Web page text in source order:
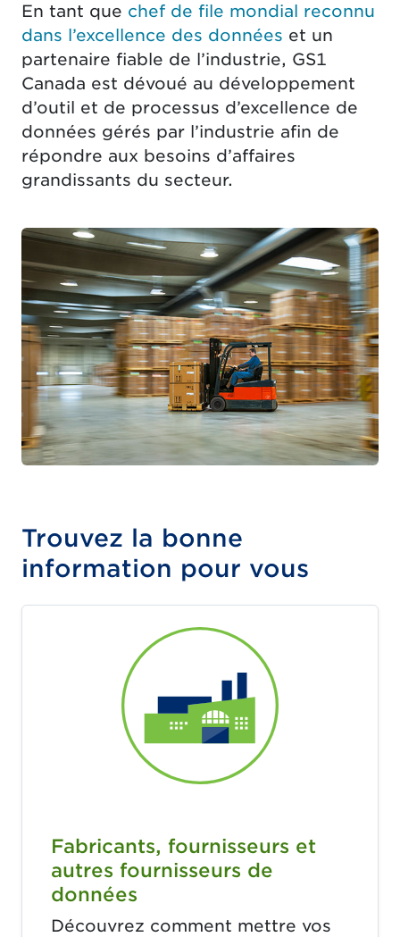
En tant que chef de file mondial reconnu
dans l’excellence des données et un
partenaire fiable de l’industrie, GS1
Canada est dévoué au développement
d’outil et de processus d’excellence de
données gérés par l’industrie afin de
répondre aux besoins d’affaires
grandissants du secteur.
Trouvez la bonne
information pour vous
Fabricants, fournisseurs et
autres fournisseurs de
données
Découvrez comment mettre vos